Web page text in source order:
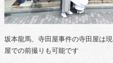
坂本龍馬、寺田屋事件の寺田屋は
屋での前撮りも可能です